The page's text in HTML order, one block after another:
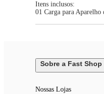
Itens inclusos:
01 Carga para
Sobre a Fast Shop
Nossas Lojas